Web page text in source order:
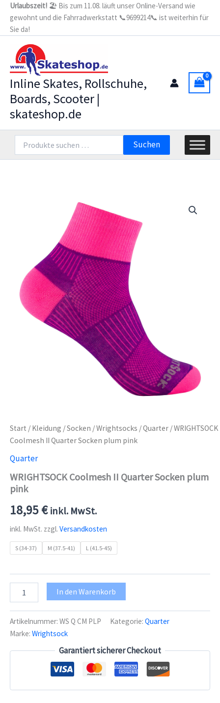
Zum
Inhalt
springen
Urlaubszeit! 🏖️ Bis zum 11.08. läuft unser Online-Versand wie
gewohnt und die Fahrradwerkstatt 📞9699214📞 ist weiterhin für
Sie da!
Inline Skates, Rollschuhe,
Boards, Scooter |
skateshop.de
nach:
Suchen
Start / Kleidung /Socken /Wrightsocks /Quarter / WRIGHTSOCK
Coolmesh II Quarter Socken plum pink
Quarter
WRIGHTSOCK Coolmesh II Quarter Socken plum
pink
18,95€ inkl. MwSt.
inkl. MwSt. zzgl. Versandkosten
S (34-37) M (37.5-41) L (41.5-45)
Coolmesh
Quarter
Socken
plum
In den Warenkorb
Artikelnummer: WS Q CM PLP Kategorie: Quarter
Marke: Wrightsock
Garantiert sicherer Checkout